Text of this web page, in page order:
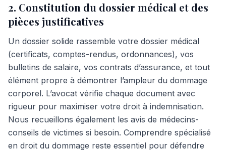
2. Constitution du dossier médical et des
pièces justificatives
Un dossier solide rassemble votre dossier médical
(certificats, comptes-rendus, ordonnances), vos
bulletins de salaire, vos contrats d’assurance, et tout
élément propre à démontrer l’ampleur du dommage
corporel. L’avocat vérifie chaque document avec
rigueur pour maximiser votre droit à indemnisation.
Nous recueillons également les avis de médecins-
conseils de victimes si besoin. Comprendre spécialisé
en droit du dommage reste essentiel pour défendre